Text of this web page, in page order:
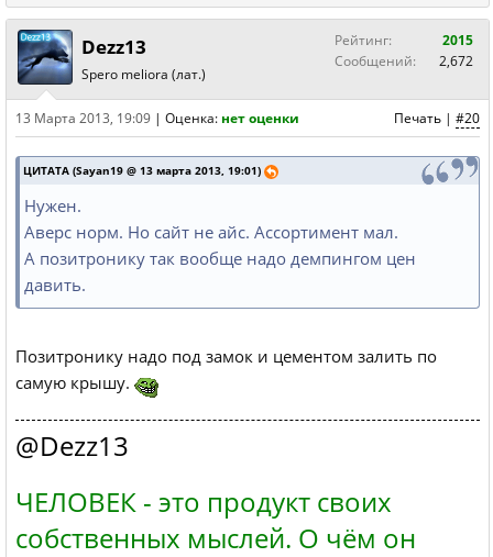
Dezz13
Spero meliora (лат.)
Рейтинг:
2015
Сообщений:
2,672
Печать | #20
13 Марта 2013, 19:09 | Оценка: нет оценки
ЦИТАТА (Sayan19 @ 13 марта 2013, 19:01)
Нужен.
Аверс норм. Но сайт не айс. Ассортимент мал.
А позитронику так вообще надо демпингом цен
давить.
Позитронику надо под замок и цементом залить по
самую крышу.
@Dezz13
ЧЕЛОВЕК - это продукт своих
собственных мыслей. О чём он